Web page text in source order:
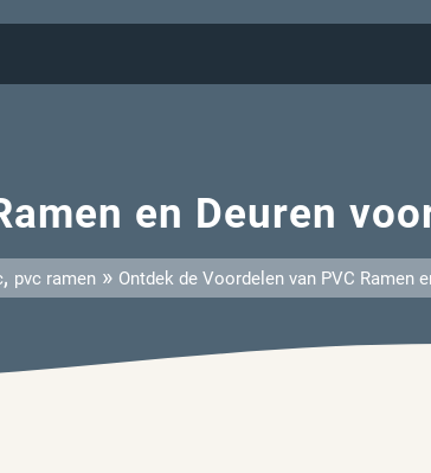
en Deuren
, pvc ramen » Ontdek de Voordelen van PVC Ramen